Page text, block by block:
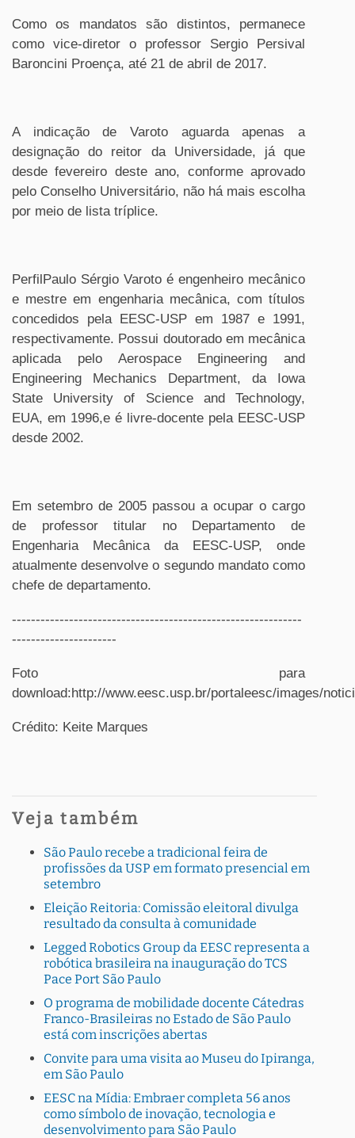
Como os mandatos são distintos, permanece
como vice-diretor o professor Sergio Persival
Baroncini Proença, até 21 de abril de 2017.
A indicação de Varoto aguarda apenas a
designação do reitor da Universidade, já que
desde fevereiro deste ano, conforme aprovado
pelo Conselho Universitário, não há mais escolha
por meio de lista tríplice.
PerfilPaulo Sérgio Varoto é engenheiro mecânico
e mestre em engenharia mecânica, com títulos
concedidos pela EESC-USP em 1987 e 1991,
respectivamente. Possui doutorado em mecânica
aplicada pelo Aerospace Engineering and
Engineering Mechanics Department, da Iowa
State University of Science and Technology,
EUA, em 1996,e é livre-docente pela EESC-USP
desde 2002.
Em setembro de 2005 passou a ocupar o cargo
de professor titular no Departamento de
Engenharia Mecânica da EESC-USP, onde
atualmente desenvolve o segundo mandato como
chefe de departamento.
-------------------------------------------------------------
----------------------
Foto para
download:http://www.eesc.usp.br/portaleesc/images/
Crédito: Keite Marques
Veja também
São Paulo recebe a tradicional feira de
profissões da USP em formato presencial em
setembro
Eleição Reitoria: Comissão eleitoral divulga
resultado da consulta à comunidade
Legged Robotics Group da EESC representa a
robótica brasileira na inauguração do TCS
Pace Port São Paulo
O programa de mobilidade docente Cátedras
Franco-Brasileiras no Estado de São Paulo
está com inscrições abertas
Convite para uma visita ao Museu do Ipiranga,
em São Paulo
EESC na Mídia: Embraer completa 56 anos
como símbolo de inovação, tecnologia e
desenvolvimento para São Paulo